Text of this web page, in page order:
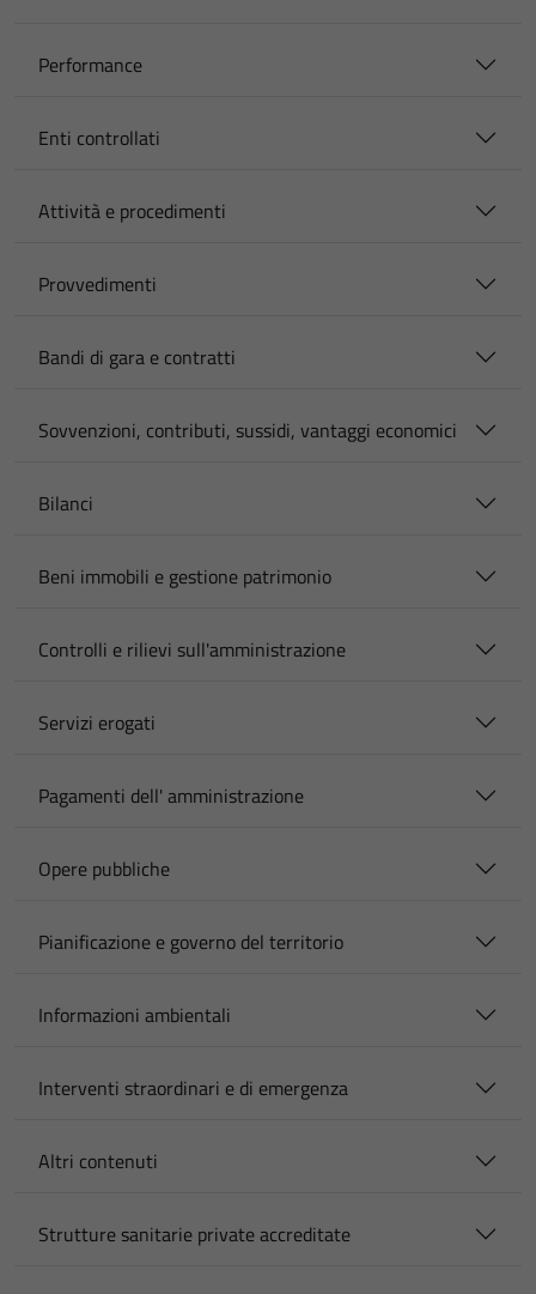
Performance
Enti controllati
Attività e procedimenti
Provvedimenti
Bandi di gara e contratti
Sovvenzioni, contributi, sussidi, vantaggi economici
Bilanci
Beni immobili e gestione patrimonio
Controlli e rilievi sull'amministrazione
Servizi erogati
Pagamenti dell' amministrazione
Opere pubbliche
Pianificazione e governo del territorio
Informazioni ambientali
Interventi straordinari e di emergenza
Altri contenuti
Strutture sanitarie private accreditate